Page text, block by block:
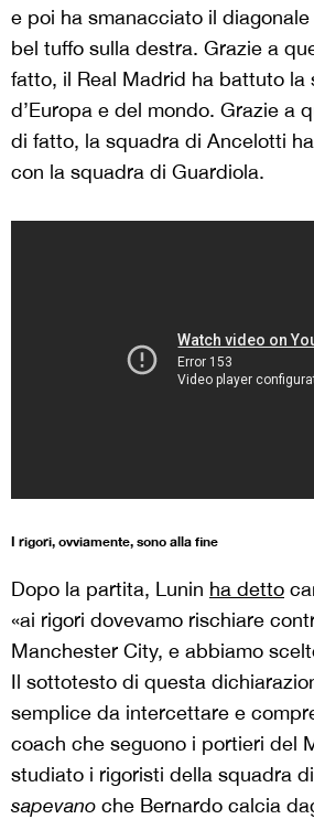
e poi ha smanacciato il
bel tuffo sulla destra. Grazie a
fatto, il Real Madrid ha battuto la
d’Europa e del mondo. Grazie a
di fatto, la squadra di Ancelotti
con la squadra di Guardiola.
I rigori, ovviamente, sono alla fine
Dopo la partita, Lunin ha detto
«ai rigori dovevamo rischiare
Manchester City, e abbiamo
Il sottotesto di questa
semplice da intercettare e
coach che seguono i portieri del
studiato i rigoristi della squadra
sapevano che Bernardo calcia